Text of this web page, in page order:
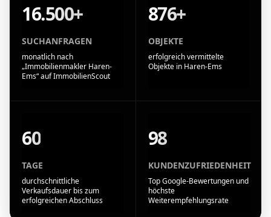
16.500+
SUCHANFRAGEN
monatlich nach
„Immobilienmakler Haren-
Ems“ auf ImmobilienScout
876+
OBJEKTE
erfolgreich vermittelte
Objekte in Haren-Ems
60
TAGE
durchschnittliche
Verkaufsdauer bis zum
erfolgreichen Abschluss
98
KUNDENZUFRIEDENHEIT
Top Google-Bewertungen und
höchste
Weiterempfehlungsrate